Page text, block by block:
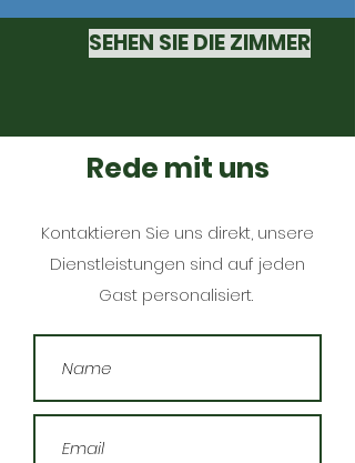
SEHEN SIE DIE ZIMMER
Rede mit uns
Kontaktieren Sie uns direkt, unsere
Dienstleistungen sind auf jeden
Gast personalisiert.